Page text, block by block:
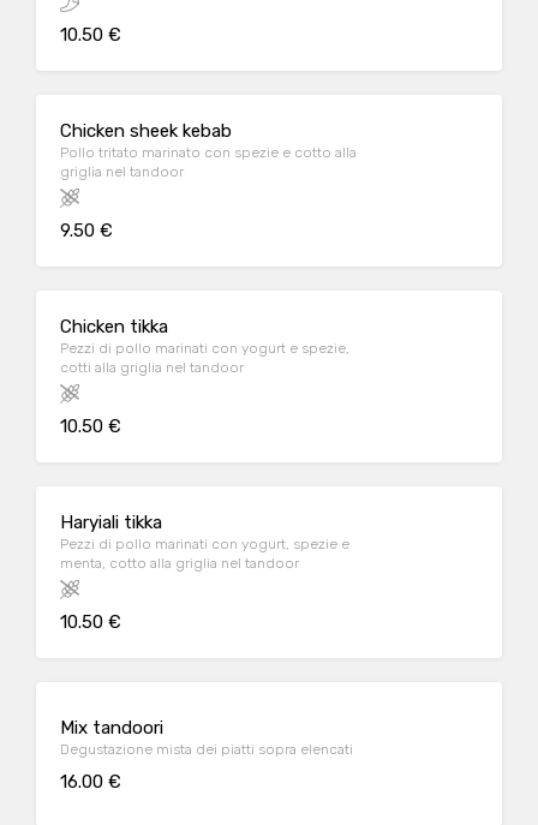
10.50 €
Chicken sheek kebab
Pollo tritato marinato con spezie e cotto alla
griglia nel tandoor
9.50 €
Chicken tikka
Pezzi di pollo marinati con yogurt e spezie,
cotti alla griglia nel tandoor
10.50 €
Haryiali tikka
Pezzi di pollo marinati con yogurt, spezie e
menta, cotto alla griglia nel tandoor
10.50 €
Mix tandoori
Degustazione mista dei piatti sopra elencati
16.00 €